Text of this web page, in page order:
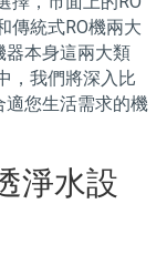
傳統式RO機兩大
器本身這兩大類
，我們將深入比
適您生活需求的機
淨水設